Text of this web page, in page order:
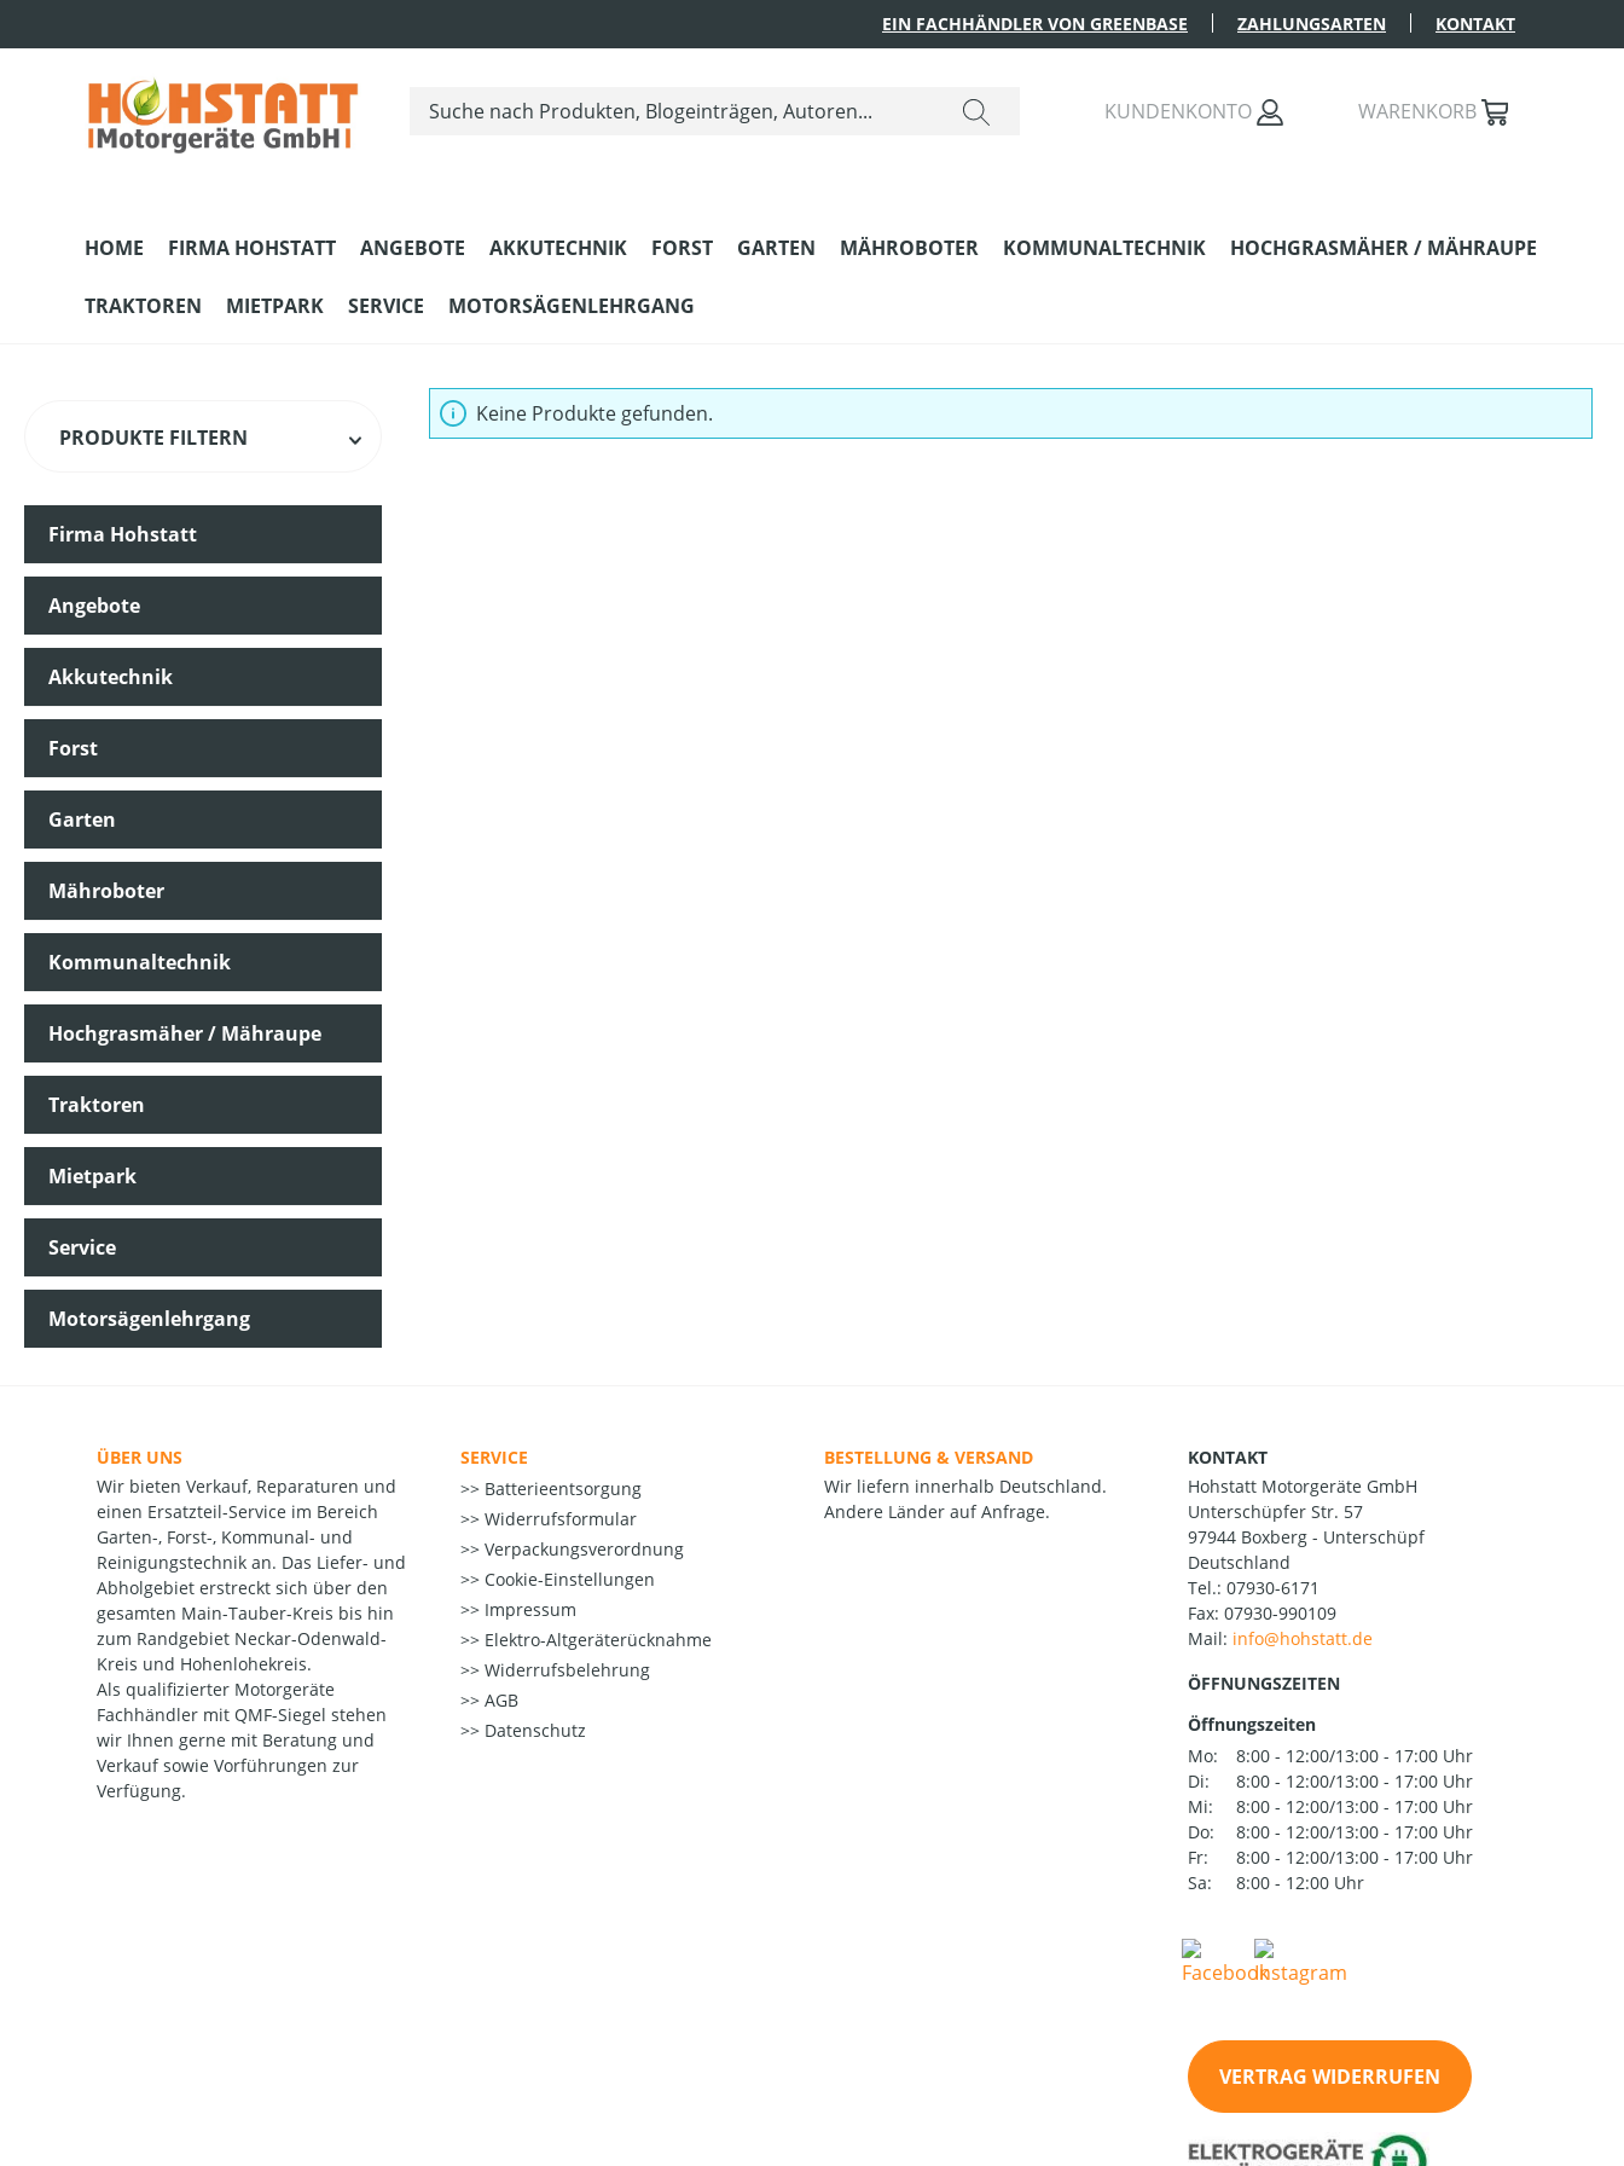
EIN FACHHÄNDLER VON GREENBASE ZAHLUNGSARTEN KONTAKT
KUNDENKONTO WARENKORB
HOME FIRMA HOHSTATT ANGEBOTE AKKUTECHNIK FORST GARTEN MÄHROBOTER KOMMUNALTECHNIK HOCHGRASMÄHER / MÄHRAUPE
TRAKTOREN MIETPARK SERVICE MOTORSÄGENLEHRGANG
PRODUKTE FILTERN
Firma Hohstatt
Angebote
Akkutechnik
Forst
Garten
Mähroboter
Kommunaltechnik
Hochgrasmäher / Mähraupe
Traktoren
Mietpark
Service
Motorsägenlehrgang
Keine Produkte gefunden.
ÜBER UNS
Wir bieten Verkauf, Reparaturen und
einen Ersatzteil-Service im Bereich
Garten-, Forst-, Kommunal- und
Reinigungstechnik an. Das Liefer- und
Abholgebiet erstreckt sich über den
gesamten Main-Tauber-Kreis bis hin
zum Randgebiet Neckar-Odenwald-
Kreis und Hohenlohekreis.
Als qualifizierter Motorgeräte
Fachhändler mit QMF-Siegel stehen
wir Ihnen gerne mit Beratung und
Verkauf sowie Vorführungen zur
Verfügung.
SERVICE
Batterieentsorgung
Widerrufsformular
Verpackungsverordnung
Cookie-Einstellungen
Impressum
Elektro-Altgeräterücknahme
Widerrufsbelehrung
AGB
Datenschutz
BESTELLUNG & VERSAND
Wir liefern innerhalb Deutschland.
Andere Länder auf Anfrage.
KONTAKT
Hohstatt Motorgeräte GmbH
Unterschüpfer Str. 57
97944 Boxberg - Unterschüpf
Deutschland
Tel.: 07930-6171
Fax: 07930-990109
Mail:
ÖFFNUNGSZEITEN
Öffnungszeiten
Mo:
8:00 - 12:00/13:00 - 17:00 Uhr
Di:
8:00 - 12:00/13:00 - 17:00 Uhr
Mi:
8:00 - 12:00/13:00 - 17:00 Uhr
Do:
8:00 - 12:00/13:00 - 17:00 Uhr
Fr:
8:00 - 12:00/13:00 - 17:00 Uhr
Sa:
8:00 - 12:00 Uhr
VERTRAG WIDERRUFEN